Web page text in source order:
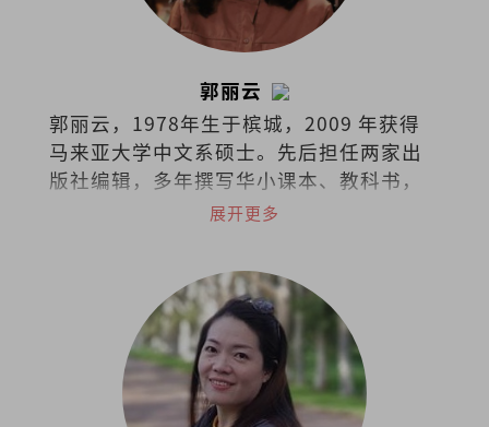
郭丽云
郭丽云，1978年生于槟城，2009 年获得
马来亚大学中文系硕士。先后担任两家出
版社编辑，多年撰写华小课本、教科书，
展开更多